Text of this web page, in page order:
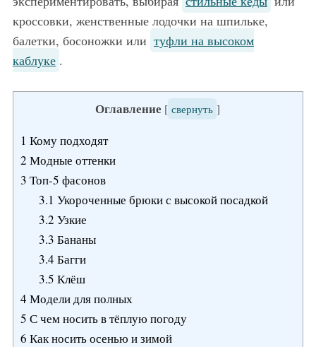
кроссовки, женственные лодочки на шпильке,
балетки, босоножки или туфли на высоком
каблуке .
Оглавление [ свернуть ]
1 Кому подходят
2 Модные оттенки
3 Топ-5 фасонов
3.1 Укороченные брюки с высокой посадкой
3.2 Узкие
3.3 Бананы
3.4 Багги
3.5 Клёш
4 Модели для полных
5 С чем носить в тёплую погоду
6 Как носить осенью и зимой